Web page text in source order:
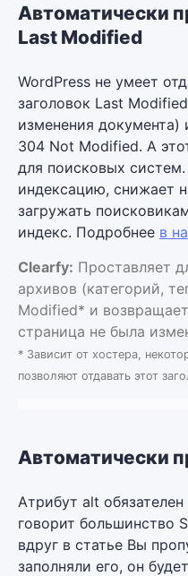
Автоматически
Last Modified
WordPress не умеет
заголовок Last
изменения документа)
304 Not Modified. А
для поисковых
индексацию, снижает
загружать
индекс. Подробнее в
Clearfy: Проставляет
архивов (категорий,
Modified* и
страница не была
* Зависит от хостера,
позволяют отдавать этот
Автоматически
Атрибут alt
говорит большинство
вдруг в статье Вы
заполняли его, он